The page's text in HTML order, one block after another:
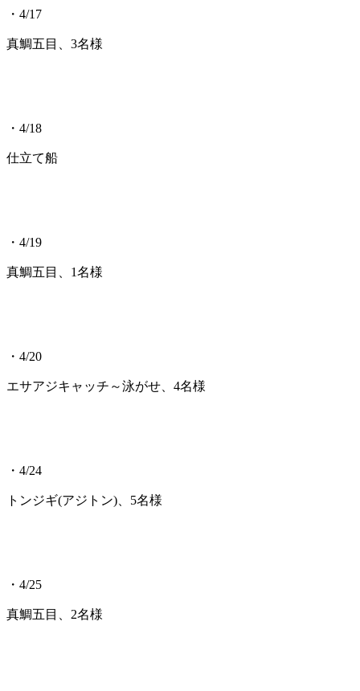
・4/17
真鯛五目、3名様
・4/18
仕立て船
・4/19
真鯛五目、1名様
・4/20
エサアジキャッチ～泳がせ、4名様
・4/24
トンジギ(アジトン)、5名様
・4/25
真鯛五目、2名様